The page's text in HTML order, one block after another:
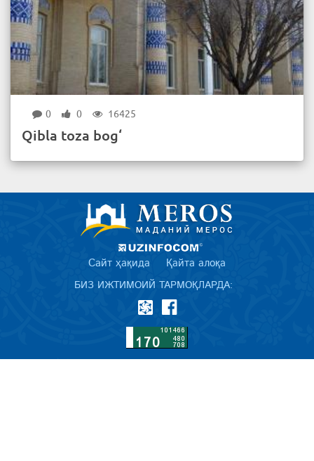
0 0 16425
Qibla toza bog‘
Сайт ҳақида Қайта алоқа
БИЗ ИЖТИМОИЙ ТАРМОҚЛАРДА: